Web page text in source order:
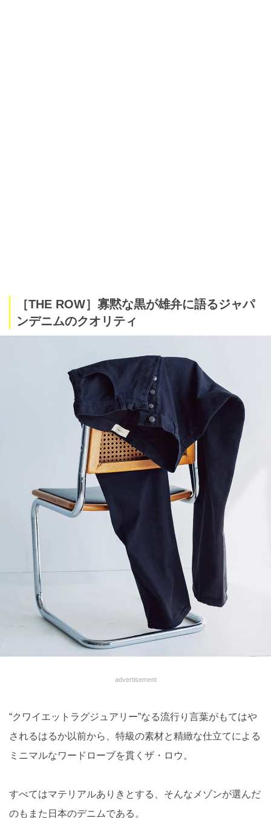
［THE ROW］寡黙な黒が雄弁に語るジャパ
ンデニムのクオリティ
advertisement
“クワイエットラグジュアリー”なる流行り言葉がもてはや
されるはるか以前から、特級の素材と精緻な仕立てによる
ミニマルなワードローブを貫くザ・ロウ。
すべてはマテリアルありきとする、そんなメゾンが選んだ
のもまた日本のデニムである。